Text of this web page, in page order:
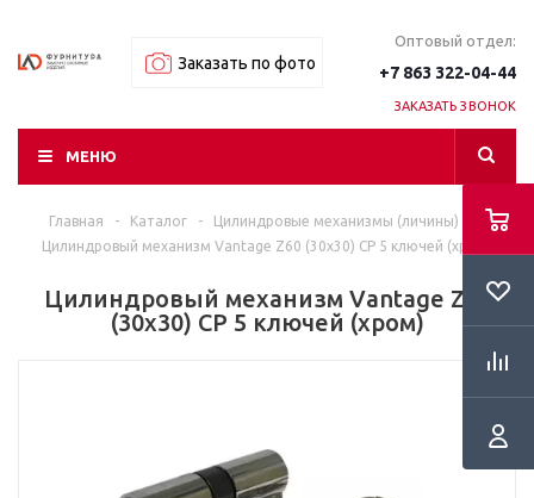
Заказать по фото
Оптовый отдел:
+7 863 322-04-44
ЗАКАЗАТЬ ЗВОНОК
МЕНЮ
Главная - Каталог - Цилиндровые механизмы (личины)
Цилиндровый механизм Vantage Z60 (30x30) CP 5 ключей (хром)
Цилиндровый механизм Vantage Z60
(30x30) CP 5 ключей (хром)